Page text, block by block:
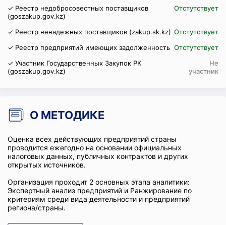
✓ Реестр недобросовестных поставщиков
(goszakup.gov.kz)
Отстутствует
✓ Реестр ненадежных поставщиков (zakup.sk.kz) Отстутствует
✓ Реестр предприятий имеющих задолженность Отстутствует
✓ Участник Государственных Закупок РК
(goszakup.gov.kz)
Не
участник
О МЕТОДИКЕ
Оценка всех действующих предприятий страны
проводится ежегодно на основании официальных
налоговых данных, публичных контрактов и других
открытых источников.
Организация проходит 2 основных этапа аналитики:
Экспертный анализ предприятий и Ранжирование по
критериям среди вида деятельности и предприятий
региона/страны.